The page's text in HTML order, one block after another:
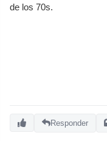
de los 70s.
Responder